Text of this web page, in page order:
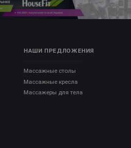
НАШИ ПРЕДЛОЖЕНИЯ
Массажные столы
Массажные кресла
Массажеры для тела